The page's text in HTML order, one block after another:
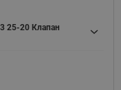
25-20 Клапан